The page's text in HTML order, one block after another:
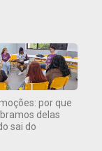
por que
delas
sai do